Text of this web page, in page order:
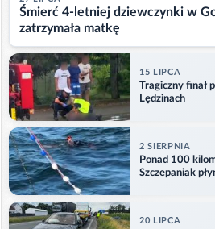
Śmierć 4-letniej dziewczynki w
zatrzymała matkę
15 LIPCA
Tragiczny finał
Lędzinach
2 SIERPNIA
Ponad 100
Szczepaniak
20 LIPCA